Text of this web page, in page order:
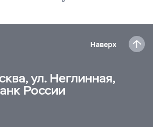
Наверх
ул. Неглинная,
России